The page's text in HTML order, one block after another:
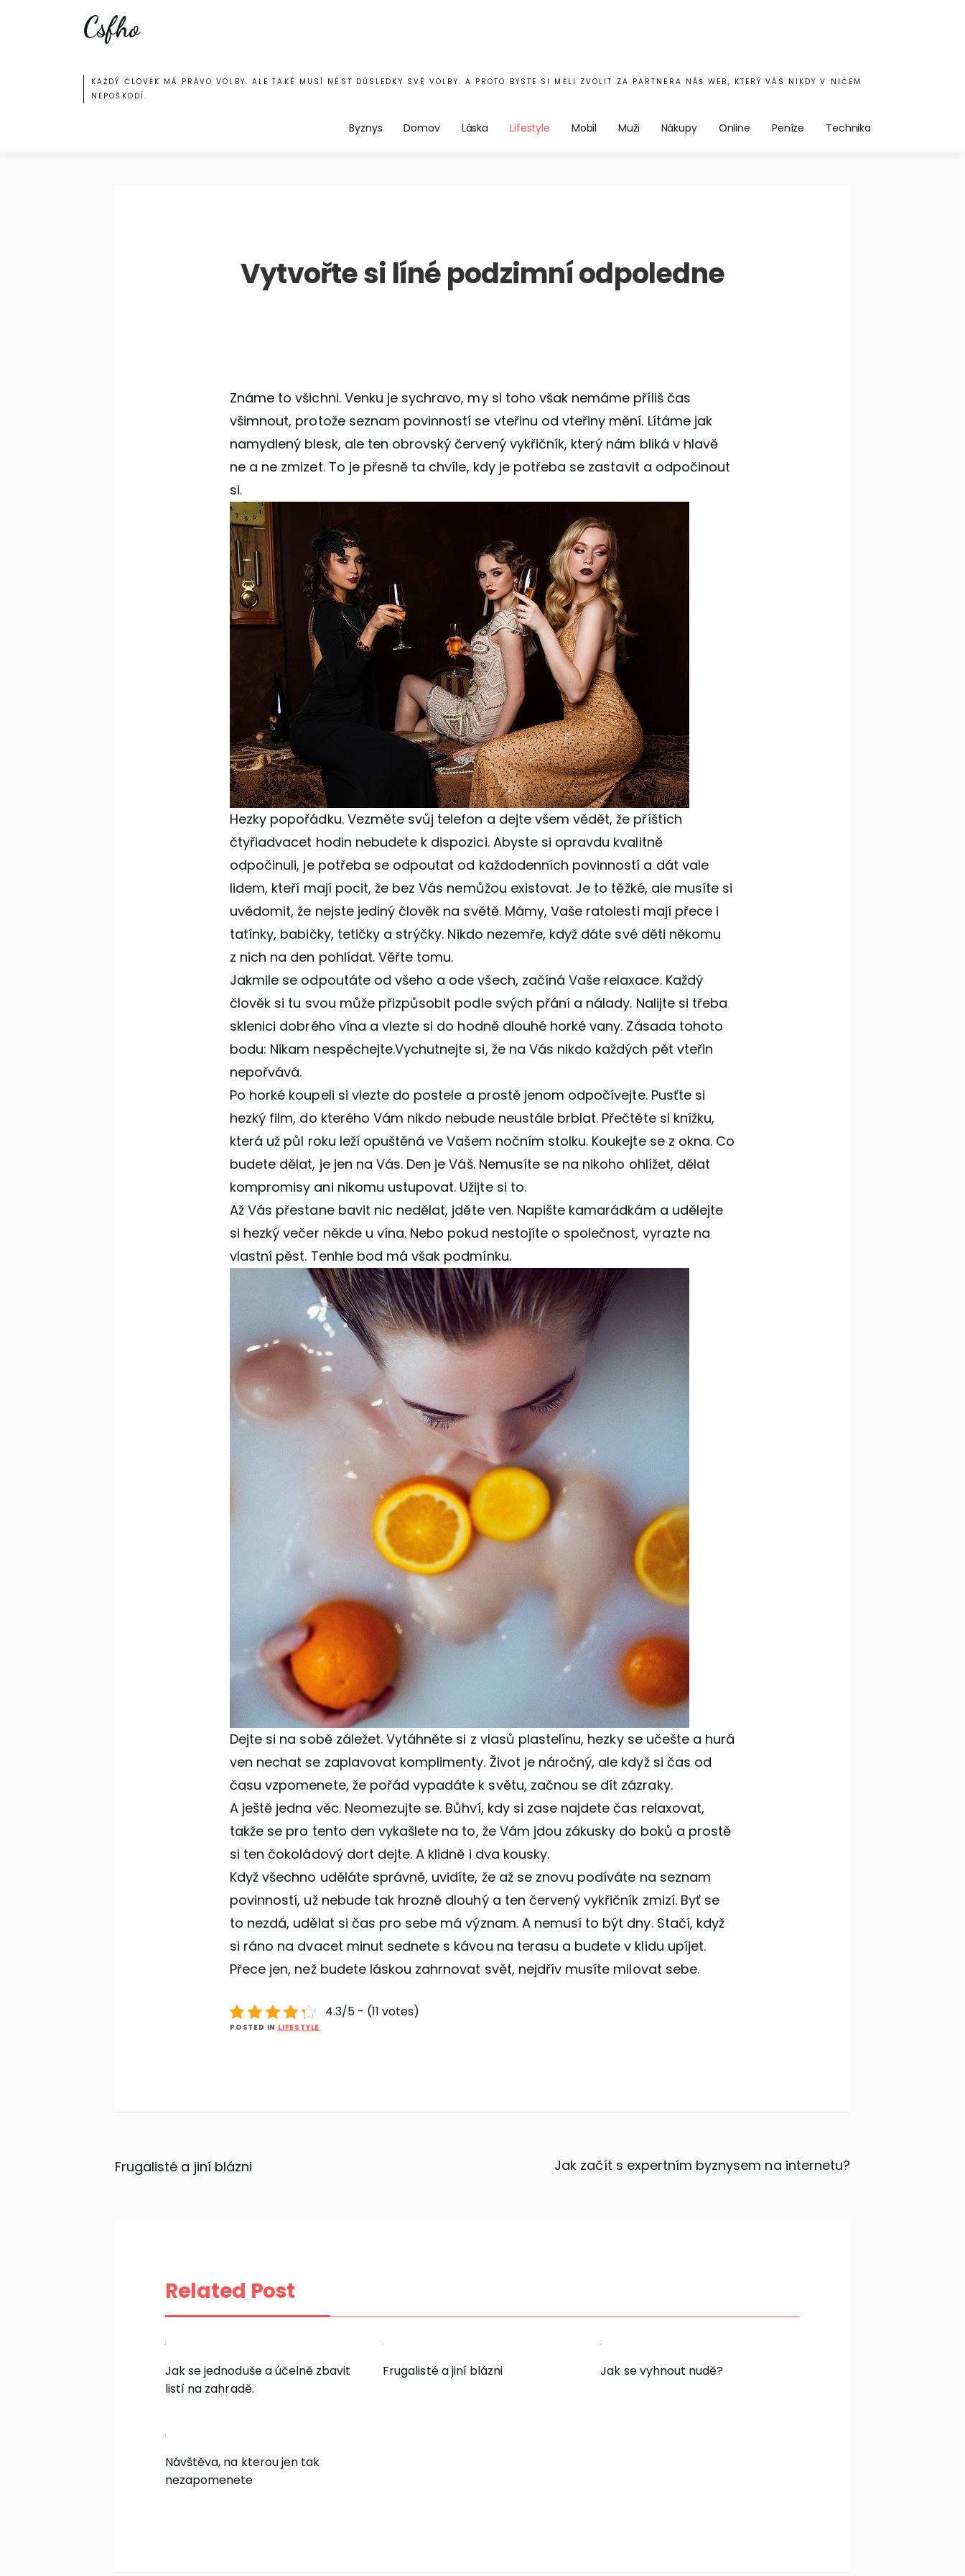
Csfho
KAŽDÝ ČLOVĚK MÁ PRÁVO VOLBY. ALE TAKÉ MUSÍ NÉST DŮSLEDKY SVÉ VOLBY. A PROTO BYSTE SI MĚLI ZVOLIT ZA PARTNERA NÁŠ WEB, KTERÝ VÁS NIKDY V NIČEM
NEPOŠKODÍ.
Byznys Domov Láska Lifestyle Mobil Muži Nákupy Online Peníze Technika
Vytvořte si líné podzimní odpoledne
Známe to všichni. Venku je sychravo, my si toho však nemáme příliš čas
všimnout, protože seznam povinností se vteřinu od vteřiny mění. Lítáme jak
namydlený blesk, ale ten obrovský červený vykřičník, který nám bliká v hlavě
ne a ne zmizet. To je přesně ta chvíle, kdy je potřeba se zastavit a odpočinout
si.
Hezky popořádku. Vezměte svůj telefon a dejte všem vědět, že příštích
čtyřiadvacet hodin nebudete k dispozici. Abyste si opravdu kvalitně
odpočinuli, je potřeba se odpoutat od každodenních povinností a dát vale
lidem, kteří mají pocit, že bez Vás nemůžou existovat. Je to těžké, ale musíte si
uvědomit, že nejste jediný člověk na světě. Mámy, Vaše ratolesti mají přece i
tatínky, babičky, tetičky a strýčky. Nikdo nezemře, když dáte své děti někomu
z nich na den pohlídat. Věřte tomu.
Jakmile se odpoutáte od všeho a ode všech, začíná Vaše relaxace. Každý
člověk si tu svou může přizpůsobit podle svých přání a nálady. Nalijte si třeba
sklenici dobrého vína a vlezte si do hodně dlouhé horké vany. Zásada tohoto
bodu: Nikam nespěchejte.Vychutnejte si, že na Vás nikdo každých pět vteřin
nepořvává.
Po horké koupeli si vlezte do postele a prostě jenom odpočívejte. Pusťte si
hezký film, do kterého Vám nikdo nebude neustále brblat. Přečtěte si knížku,
která už půl roku leží opuštěná ve Vašem nočním stolku. Koukejte se z okna. Co
budete dělat, je jen na Vás. Den je Váš. Nemusíte se na nikoho ohlížet, dělat
kompromisy ani nikomu ustupovat. Užijte si to.
Až Vás přestane bavit nic nedělat, jděte ven. Napište kamarádkám a udělejte
si hezký večer někde u vína. Nebo pokud nestojíte o společnost, vyrazte na
vlastní pěst. Tenhle bod má však podmínku.
Dejte si na sobě záležet. Vytáhněte si z vlasů plastelínu, hezky se učešte a hurá
ven nechat se zaplavovat komplimenty. Život je náročný, ale když si čas od
času vzpomenete, že pořád vypadáte k světu, začnou se dít zázraky.
A ještě jedna věc. Neomezujte se. Bůhví, kdy si zase najdete čas relaxovat,
takže se pro tento den vykašlete na to, že Vám jdou zákusky do boků a prostě
si ten čokoládový dort dejte. A klidně i dva kousky.
Když všechno uděláte správně, uvidíte, že až se znovu podíváte na seznam
povinností, už nebude tak hrozně dlouhý a ten červený vykřičník zmizí. Byť se
to nezdá, udělat si čas pro sebe má význam. A nemusí to být dny. Stačí, když
si ráno na dvacet minut sednete s kávou na terasu a budete v klidu upíjet.
Přece jen, než budete láskou zahrnovat svět, nejdřív musíte milovat sebe.
4.3/5 - (11 votes)
POSTED IN LIFESTYLE
Navigace
Frugalisté a jiní blázni Jak začít s expertním byznysem na internetu?
Related Post
Jak se jednoduše a účelně zbavit
listí na zahradě.
Frugalisté a jiní blázni Jak se vyhnout nudě?
Návštěva, na kterou jen tak
nezapomenete